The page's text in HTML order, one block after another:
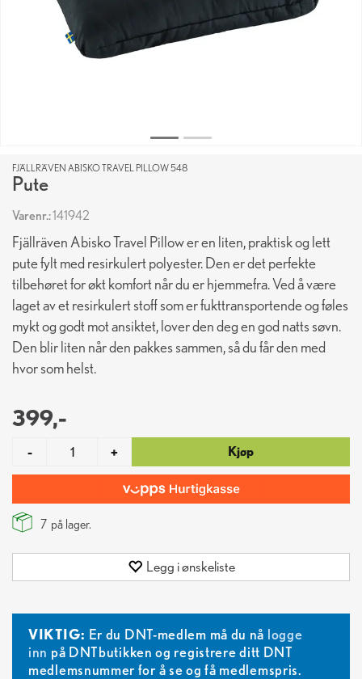
FJÄLLRÄVEN ABISKO TRAVEL PILLOW 548
Pute
Varenr.:141942
Fjällräven Abisko Travel Pillow er en liten, praktisk og lett
pute fylt med resirkulert polyester. Den er det perfekte
tilbehøret for økt komfort når du er hjemmefra. Ved å være
laget av et resirkulert stoff som er fukttransportende og føles
mykt og godt mot ansiktet, lover den deg en god natts søvn.
Den blir liten når den pakkes sammen, så du får den med
hvor som helst.
399,-
- + Kjøp
7 på lager.
Legg i ønskeliste
VIKTIG: Er du DNT-medlem må du nå logge
inn på DNTbutikken og registrere ditt DNT
medlemsnummer for å se og få medlemspris.